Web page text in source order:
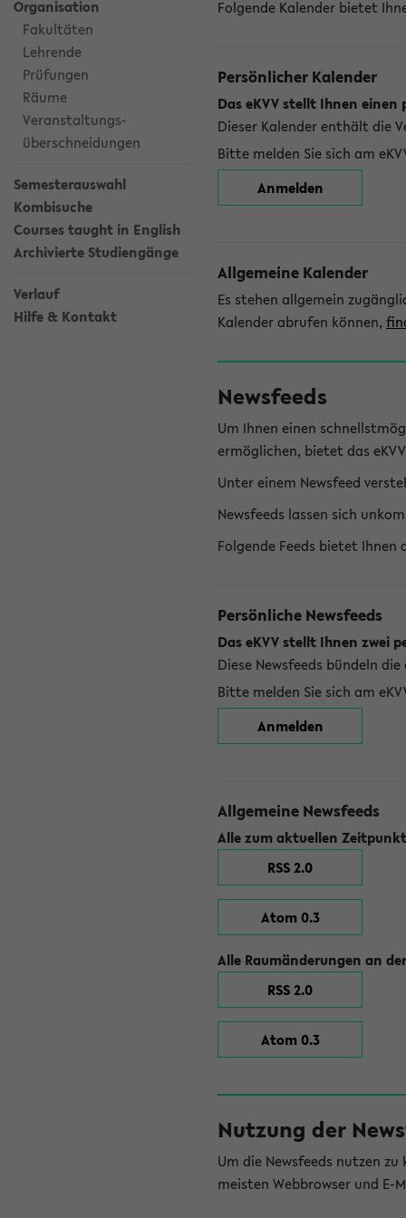
Organisation
Fakultäten
Lehrende
Prüfungen
Räume
Veranstaltungs-
überschneidungen
Semesterauswahl
Kombisuche
Courses taught in English
Archivierte Studiengänge
Verlauf
Hilfe & Kontakt
Folgende Kalender bietet
Persönlicher Kalender
Das eKVV stellt Ihnen
Dieser Kalender enthält die
Bitte melden Sie sich am
Anmelden
Allgemeine Kalender
Es stehen allgemein
Kalender abrufen können,
Newsfeeds
Um Ihnen einen
ermöglichen, bietet das
Unter einem Newsfeed
Newsfeeds lassen sich
Folgende Feeds bietet Ihnen
Persönliche Newsfeeds
Das eKVV stellt Ihnen zwei
Diese Newsfeeds bündeln
Bitte melden Sie sich am
Anmelden
Allgemeine Newsfeeds
Alle zum aktuellen
RSS 2.0
Atom 0.3
Alle Raumänderungen an
RSS 2.0
Atom 0.3
Nutzung der
Um die Newsfeeds nutzen
meisten Webbrowser und